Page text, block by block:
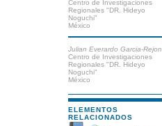
Centro de Investigaciones
Regionales "DR. Hideyo
Noguchi"
México
Julian Everardo Garcia-Rejon
Centro de Investigaciones
Regionales "DR. Hideyo
Noguchi"
México
ELEMENTOS
RELACIONADOS